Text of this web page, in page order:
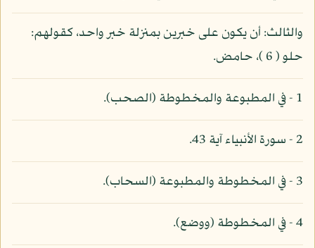
والثالث: أن يكون على خبرين بمنزلة خبر واحد، كقولهم:
حلو ( 6 )، حامض.
1 - في المطبوعة والمخطوطة (الصحب).
2 - سورة الأنبياء آية 43.
3 - في المخطوطة والمطبوعة (السحاب).
4 - في المخطوطة (ووضع).